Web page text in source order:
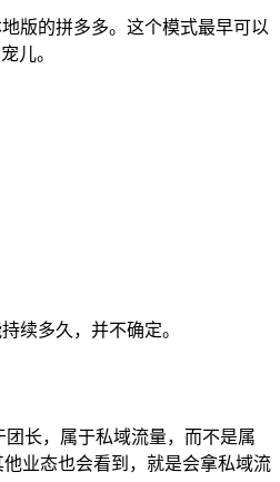
版的拼多多。这个模式最早可以
儿。
续多久，并不确定。
长，属于私域流量，而不是属
业态也会看到，就是会拿私域流